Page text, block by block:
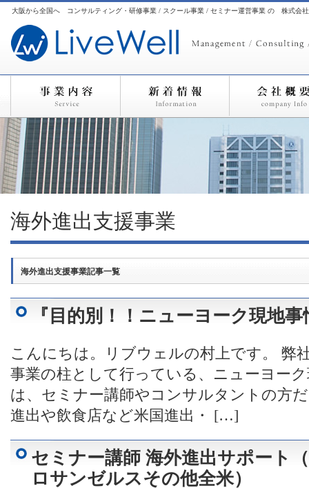
大阪から全国へ コンサルティング・研修事業 / スクール事業 / セミナー運営事業 の 株式会
海外進出支援事業
海外進出支援事業記事一覧
『目的別！！ニューヨーク現地
こんにちは。リブウェルの村上です。 弊
事業の柱として行っている、ニューヨー
は、セミナー講師やコンサルタントの方
進出や飲食店など米国進出・ […]
セミナー講師 海外進出サポート
ロサンゼルスその他全米）